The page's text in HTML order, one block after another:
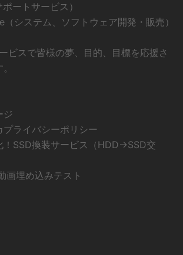
ートサービス）
システム、ソフトウェア開発・販売）
ビスで皆様の夢、目的、目標を応援さ
ジ
ライバシーポリシー
！SSD換装サービス（HDD→SSD交
画埋め込みテスト